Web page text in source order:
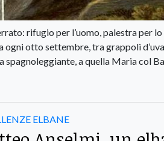
rifugio per l’uomo, palestra per
ogni otto settembre, tra grappoli
spagnoleggiante, a quella Maria col
ELBANE